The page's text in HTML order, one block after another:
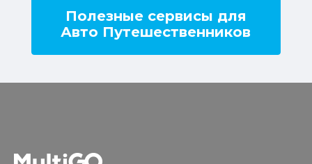
Полезные сервисы для
Авто Путешественников